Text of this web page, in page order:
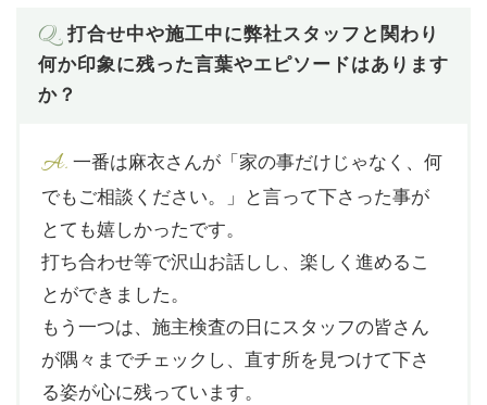
Q. 打合せ中や施工中に弊社スタッフと関わり
何か印象に残った言葉やエピソードはあります
か？
A. 一番は麻衣さんが「家の事だけじゃなく、何
でもご相談ください。」と言って下さった事が
とても嬉しかったです。
打ち合わせ等で沢山お話しし、楽しく進めるこ
とができました。
もう一つは、施主検査の日にスタッフの皆さん
が隅々までチェックし、直す所を見つけて下さ
る姿が心に残っています。